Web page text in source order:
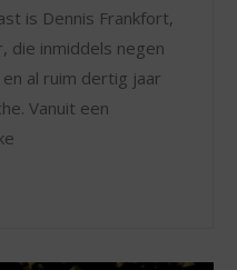
is Dennis Frankfort,
die inmiddels negen
al ruim dertig jaar
Vanuit een